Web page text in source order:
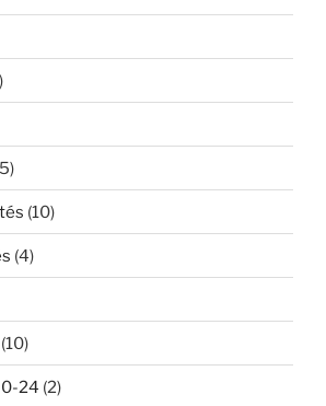
(10)
(4)
(10)
24 (2)